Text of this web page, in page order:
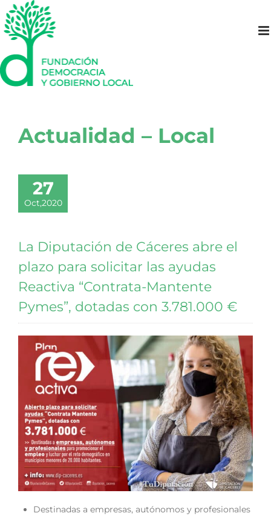
Saltar
al
contenido
Actualidad – Local
27
Oct,2020
La Diputación de Cáceres abre el
plazo para solicitar las ayudas
Reactiva “Contrata-Mantente
Pymes”, dotadas con 3.781.000 €
Destinadas a empresas, autónomos y profesionales